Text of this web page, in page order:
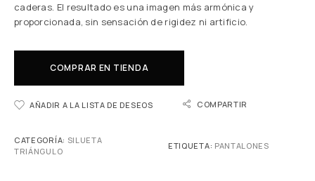
caderas. El resultado es una imagen más armónica y
proporcionada, sin sensación de rigidez ni artificio.
COMPRAR EN TIENDA
AÑADIR A LA LISTA DE DESEOS COMPARTIR
CATEGORÍA: SILUETA
TRIÁNGULO
ETIQUETA: PANTALONES